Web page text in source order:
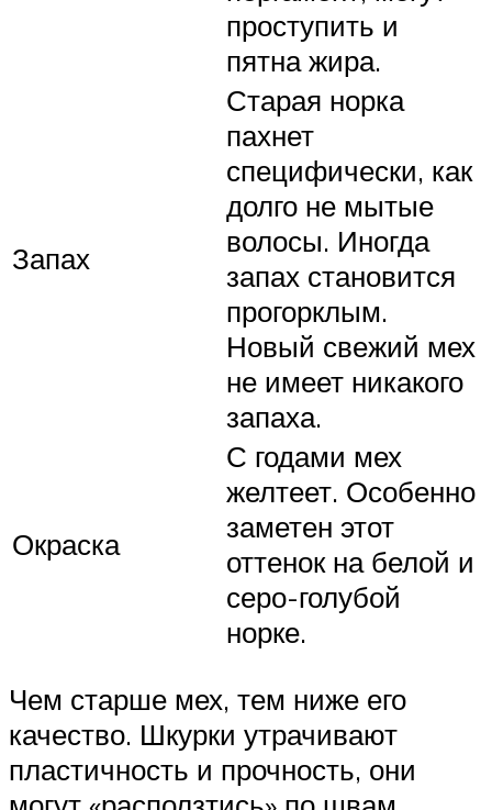
проступить и
пятна жира.
Запах
Старая норка
пахнет
специфически, как
долго не мытые
волосы. Иногда
запах становится
прогорклым.
Новый свежий мех
не имеет никакого
запаха.
Окраска
С годами мех
желтеет. Особенно
заметен этот
оттенок на белой и
серо-голубой
норке.
Чем старше мех, тем ниже его
качество. Шкурки утрачивают
пластичность и прочность, они